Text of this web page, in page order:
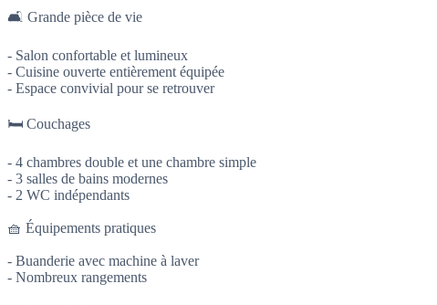
🛋️ Grande pièce de vie
- Salon confortable et lumineux
- Cuisine ouverte entièrement équipée
- Espace convivial pour se retrouver
🛏️ Couchages
- 4 chambres double et une chambre simple
- 3 salles de bains modernes
- 2 WC indépendants
🧺 Équipements pratiques
- Buanderie avec machine à laver
- Nombreux rangements